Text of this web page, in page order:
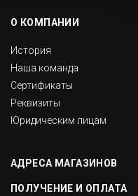
п. Шексна, ул. Труда, д. 18
О КОМПАНИИ
История
Наша команда
Сертификаты
Реквизиты
Юридическим лицам
АДРЕСА МАГАЗИНОВ
ПОЛУЧЕНИЕ И ОПЛАТА